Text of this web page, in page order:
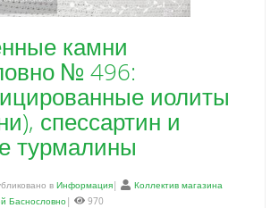
камни
№ 496:
иолиты
спессартин и
турмалины
в Информация|
Коллектив магазина
Баснословно| 970